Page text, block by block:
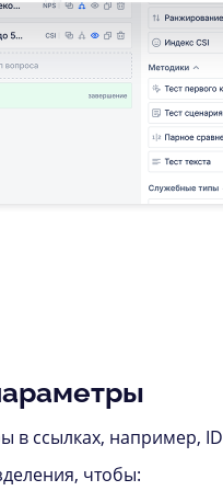
в ссылках, например, ID
чтобы: